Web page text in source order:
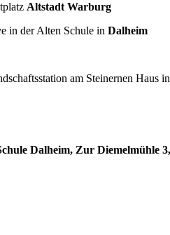
Altstadt Warburg
in der Alten Schule in Dalheim
am Steinernen Haus in
Dalheim, Zur Diemelmühle